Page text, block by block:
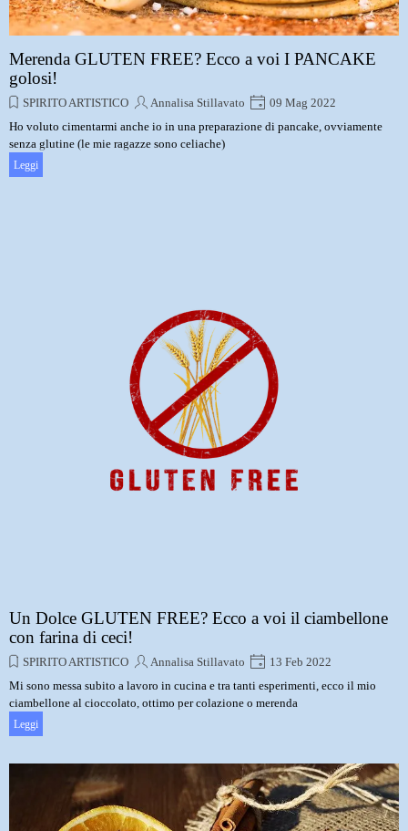
Merenda GLUTEN FREE? Ecco a voi I PANCAKE
golosi!
SPIRITO ARTISTICO Annalisa Stillavato
09 Mag 2022
Ho voluto cimentarmi anche io in una preparazione di pancake, ovviamente
senza glutine (le mie ragazze sono celiache)
Leggi
Un Dolce GLUTEN FREE? Ecco a voi il ciambellone
con farina di ceci!
SPIRITO ARTISTICO Annalisa Stillavato
13 Feb 2022
Mi sono messa subito a lavoro in cucina e tra tanti esperimenti, ecco il mio
ciambellone al cioccolato, ottimo per colazione o merenda
Leggi